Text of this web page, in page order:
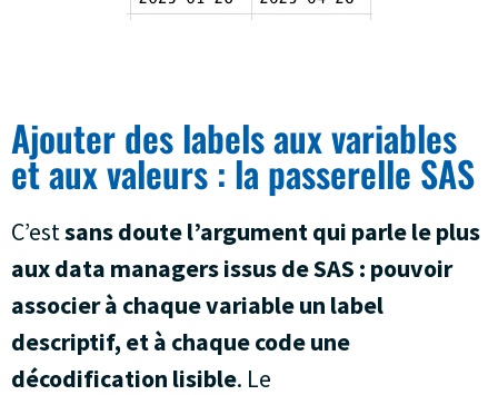
Ajouter des labels aux variables
et aux valeurs : la passerelle SAS
C’estsans doute l’argument qui parle le plus
aux data managers issus de SAS : pouvoir
associer à chaque variable un label
descriptif, et à chaque code une
décodification lisible. Le